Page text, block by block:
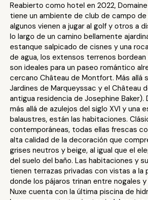
Reabierto como hotel en 2022,
tiene un ambiente de club de campo
algunos vienen a jugar al golf y otros a
lo largo de un camino bellamente
estanque salpicado de cisnes y una
de agua, los extensos terrenos bordean
son ideales para un paseo romántico
cercano Château de Montfort. Más allá
Jardines de Marqueyssac y el Château
antigua residencia de Josephine Baker).
más allá de azulejos del siglo XVI y una
balaustres, están las habitaciones.
contemporáneas, todas ellas frescas
alta calidad de la decoración que
grises neutros y beige, al igual que el
del suelo del baño. Las habitaciones y
tienen terrazas privadas con vistas a la
donde los pájaros trinan entre nogales y
Nuxe cuenta con la última piscina de